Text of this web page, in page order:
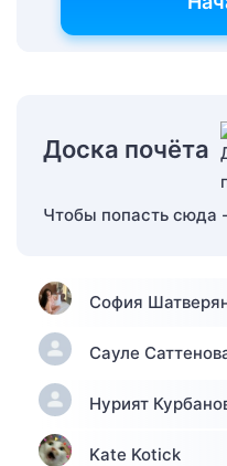
Доска почёта
Чтобы попасть сюда
София
Сауле
Нурият
Kate Kotick